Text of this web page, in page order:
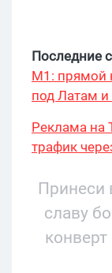
Последние
М1: прямой
под Латам и
Реклама на
трафик
Принеси
славу
конверт